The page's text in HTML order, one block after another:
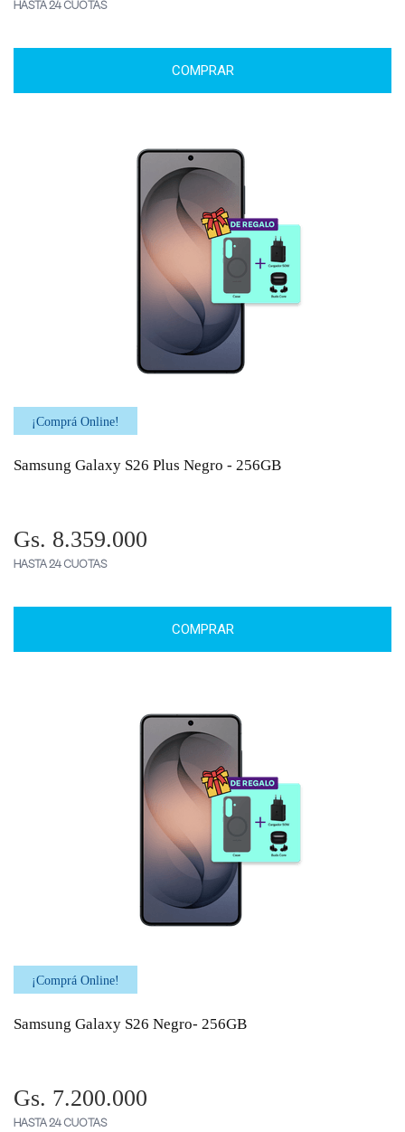
HASTA 24 CUOTAS
COMPRAR
¡Comprá Online!
Samsung Galaxy S26 Plus Negro - 256GB
Gs. 8.359.000
HASTA 24 CUOTAS
COMPRAR
¡Comprá Online!
Samsung Galaxy S26 Negro- 256GB
Gs. 7.200.000
HASTA 24 CUOTAS